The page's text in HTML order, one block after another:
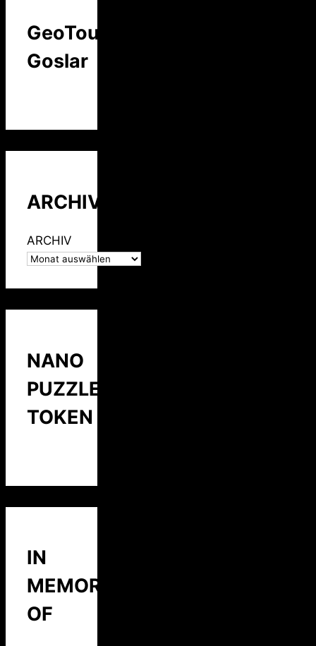
GeoTour
Goslar
ARCHIV
ARCHIV
NANO
PUZZLE
TOKEN
IN
MEMORY
OF